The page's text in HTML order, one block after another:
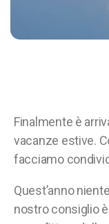
Finalmente è
vacanze estive.
facciamo
Quest’anno niente
nostro consiglio